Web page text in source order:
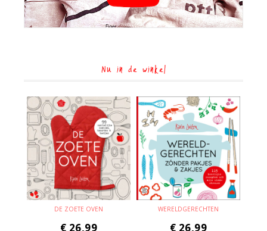
Nu in de winkel
DE ZOETE OVEN
€ 26,99
WERELDGERECHTEN
€ 26,99